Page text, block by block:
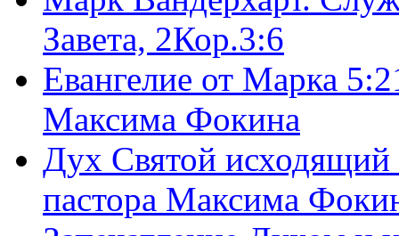
Завета, 2Кор.3:6
Евангелие от Марка
Максима Фокина
Дух Святой
пастора Максима